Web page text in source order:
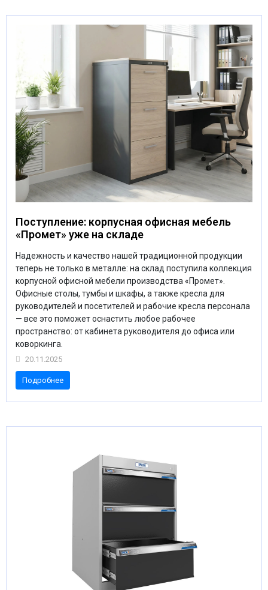
Поступление: корпусная офисная мебель
«Промет» уже на складе
Надежность и качество нашей традиционной продукции
теперь не только в металле: на склад поступила коллекция
корпусной офисной мебели производства «Промет».
Офисные столы, тумбы и шкафы, а также кресла для
руководителей и посетителей и рабочие кресла персонала
— все это поможет оснастить любое рабочее
пространство: от кабинета руководителя до офиса или
коворкинга.
20.11.2025
Подробнее